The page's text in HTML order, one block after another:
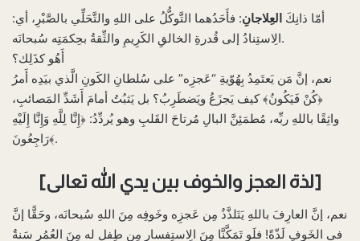
أمّا ذانِكَ العِلاجانِ: فأَحَدُهما التَّوكُّلُ على اللهِ والتَّحَلِّي بالصَّبْرِ، أي:
الِاستِنادُ إلى قُدرةِ الخالقِ الكَرِيمِ والثِّقةُ بحِكمَتِه سُبحانَه.
أَهُو كذَلِك؟
نعم، إنَّ مَن يَعتَمِدُ بِهُوّيةِ “عَجزِه” على سُلطانِ الكَونِ الَّذي بيَدِه أَمرُ
‌﴿كُنْ فَيَكُونُ‌﴾ كيف يَجزَعُ ويَضطَرِبُ؟ بل يَثبُتُ أمامَ أَشَدِّ المَصائبِ،
واثِقًا باللهِ ربِّه، مُطمَئِنَّ البالِ مُرتاحَ القَلبِ وهو يُردِّدُ: ﴿إِنَّا لِلَّهِ وَإِنَّا إِلَيْهِ
رَاجِعُونَ﴾.
[لذة العجز والخوف بين يدي الله تعالى]
نعم، إنَّ العارِفَ باللهِ يَتَلذَّذُ مِن عَجزِه وخَوفِه مِنَ اللهِ سُبحانَه، وحَقًّا إنَّ
في الخَوفِ لَذّةً! فلَو تَمَكَّنَّا مِنَ الِاستِفسارِ مِن طِفلٍ له مِنَ العُمُرِ سَنةٌ